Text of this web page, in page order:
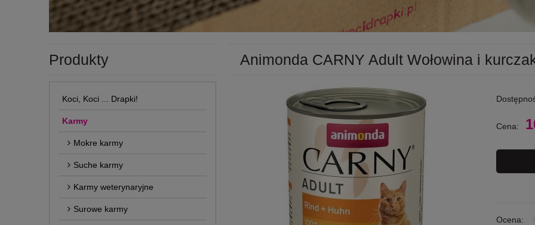
Produkty
Koci, Koci ... Drapki!
Karmy
Mokre karmy
Suche karmy
Karmy weterynaryjne
Surowe karmy
Animonda CARNY Adult Wołowina i
Cena:
Ocena: